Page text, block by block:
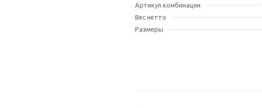
Артикул комбинации
Вес нетто
Размеры